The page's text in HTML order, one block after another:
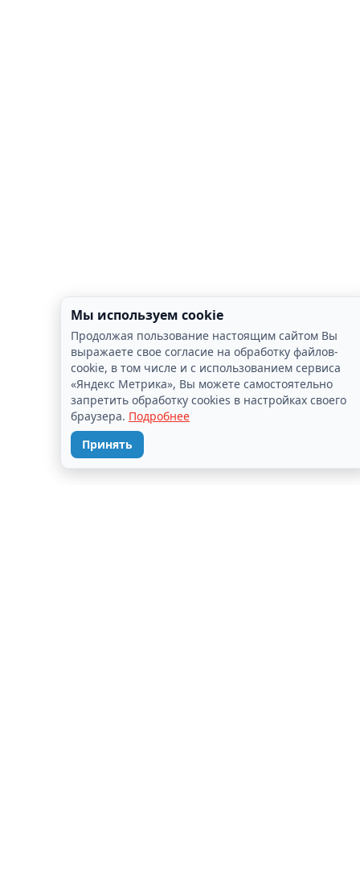
Мы используем cookie
Продолжая пользование настоящим сайтом Вы
выражаете свое согласие на обработку файлов-
cookie, в том числе и с использованием сервиса
«Яндекс Метрика», Вы можете самостоятельно
запретить обработку cookies в настройках своего
браузера. Подробнее
Принять